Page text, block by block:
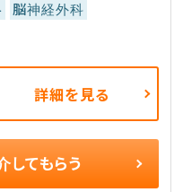
脳神経外科
詳細を見る
してもらう